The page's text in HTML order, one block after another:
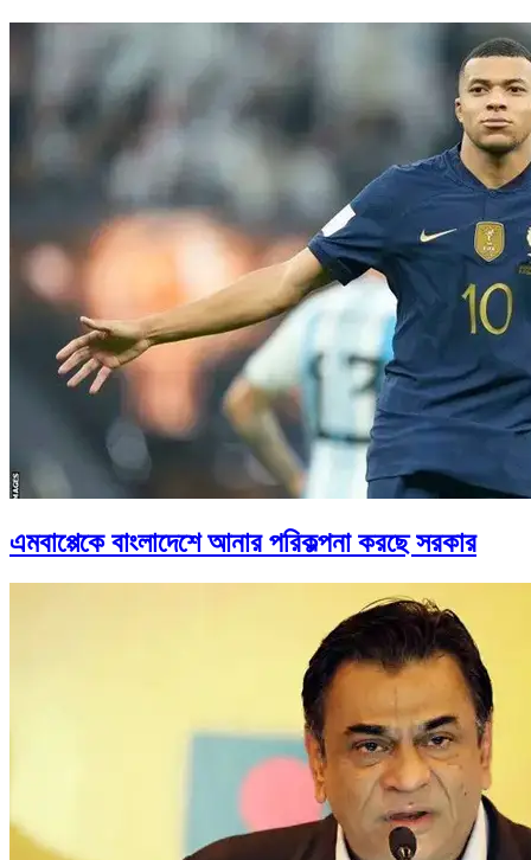
এমবাপ্পেকে বাংলাদেশে আনার পরিকল্পনা করছে সরকার